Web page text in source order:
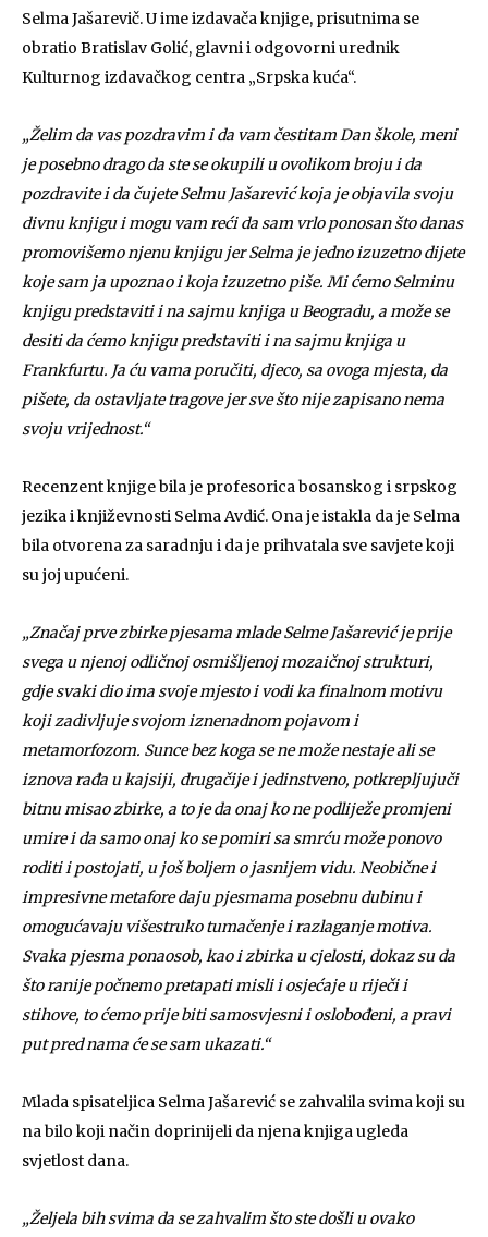
Selma Jašarevič. U ime izdavača knjige, prisutnima se
obratio Bratislav Golić, glavni i odgovorni urednik
Kulturnog izdavačkog centra „Srpska kuća“.
„Želim da vas pozdravim i da vam čestitam Dan škole, meni
je posebno drago da ste se okupili u ovolikom broju i da
pozdravite i da čujete Selmu Jašarević koja je objavila svoju
divnu knjigu i mogu vam reći da sam vrlo ponosan što danas
promovišemo njenu knjigu jer Selma je jedno izuzetno dijete
koje sam ja upoznao i koja izuzetno piše. Mi ćemo Selminu
knjigu predstaviti i na sajmu knjiga u Beogradu, a može se
desiti da ćemo knjigu predstaviti i na sajmu knjiga u
Frankfurtu. Ja ću vama poručiti, djeco, sa ovoga mjesta, da
pišete, da ostavljate tragove jer sve što nije zapisano nema
svoju vrijednost.“
Recenzent knjige bila je profesorica bosanskog i srpskog
jezika i književnosti Selma Avdić. Ona je istakla da je Selma
bila otvorena za saradnju i da je prihvatala sve savjete koji
su joj upućeni.
„Značaj prve zbirke pjesama mlade Selme Jašarević je prije
svega u njenoj odličnoj osmišljenoj mozaičnoj strukturi,
gdje svaki dio ima svoje mjesto i vodi ka finalnom motivu
koji zadivljuje svojom iznenadnom pojavom i
metamorfozom. Sunce bez koga se ne može nestaje ali se
iznova rađa u kajsiji, drugačije i jedinstveno, potkrepljujuči
bitnu misao zbirke, a to je da onaj ko ne podliježe promjeni
umire i da samo onaj ko se pomiri sa smrću može ponovo
roditi i postojati, u još boljem o jasnijem vidu. Neobične i
impresivne metafore daju pjesmama posebnu dubinu i
omogućavaju višestruko tumačenje i razlaganje motiva.
Svaka pjesma ponaosob, kao i zbirka u cjelosti, dokaz su da
što ranije počnemo pretapati misli i osjećaje u riječi i
stihove, to ćemo prije biti samosvjesni i oslobođeni, a pravi
put pred nama će se sam ukazati.“
Mlada spisateljica Selma Jašarević se zahvalila svima koji su
na bilo koji način doprinijeli da njena knjiga ugleda
svjetlost dana.
„Željela bih svima da se zahvalim što ste došli u ovako